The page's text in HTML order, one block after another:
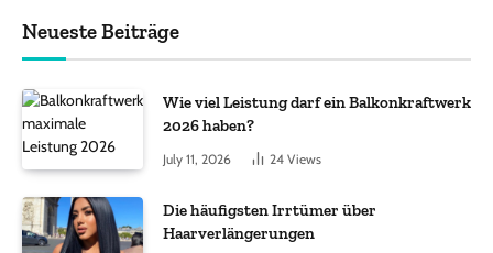
Neueste Beiträge
Wie viel Leistung darf ein Balkonkraftwerk
2026 haben?
July 11, 2026 24 Views
Die häufigsten Irrtümer über
Haarverlängerungen